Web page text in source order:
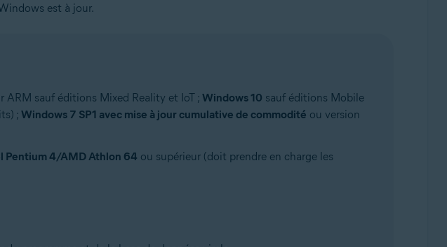
est à jour.
ARM sauf éditions Mixed Reality et IoT ; Windows 10 sauf éditions Mobile
; Windows 7 SP1 avec mise à jour cumulative de commodité ou version
Pentium 4/AMD Athlon 64 ou supérieur (doit prendre en charge les